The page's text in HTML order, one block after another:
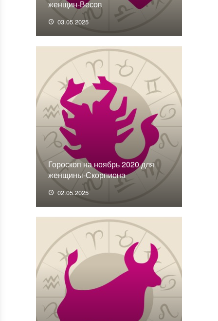
женщин-Весов
03.05.2025
Гороскоп на ноябрь 2020 для
женщины-Скорпиона
02.05.2025